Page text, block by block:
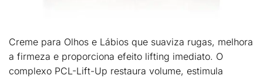
Creme para Olhos e Lábios que suaviza rugas, melhora
a firmeza e proporciona efeito lifting imediato. O
complexo PCL-Lift-Up restaura volume, estimula